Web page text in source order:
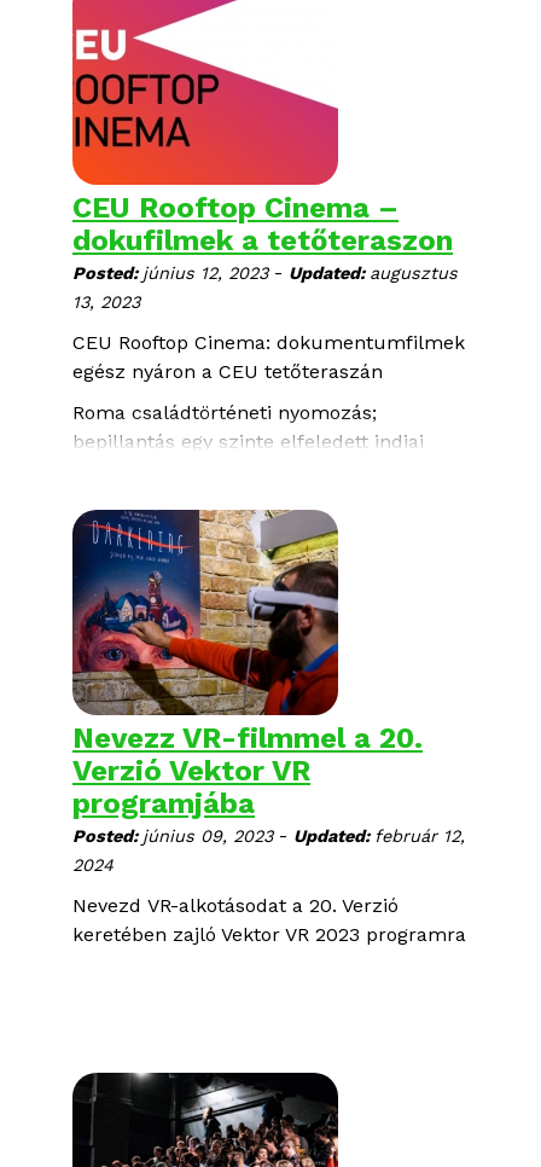
délelőtti programokra ezúttal is a Művész
moziban kerül sor.
CEU Rooftop Cinema –
dokufilmek a tetőteraszon
Posted:június 12, 2023 - Updated:augusztus
13, 2023
CEU Rooftop Cinema: dokumentumfilmek
egész nyáron a CEU tetőteraszán
Roma családtörténeti nyomozás;
bepillantás egy szinte elfeledett indiai
Mianmarban; fiatalok felnövéstörténetei
és küzdelmei az oktatással, a
szerelemmel, a közösséggel és az
identitással Budapesten, San Francisco-
ban és Transznisztriában: hat különleges
dokumentumfilmet nézhettek meg idén
nyáron ingyenesen a CEU Nádor utcai
épületének tetőteraszán.
Nevezz VR-filmmel a 20.
Verzió Vektor VR
programjába
Posted:június 09, 2023 - Updated: február 12,
2024
Nevezd VR-alkotásodat a 20. Verzió
keretében zajló Vektor VR 2023 programra